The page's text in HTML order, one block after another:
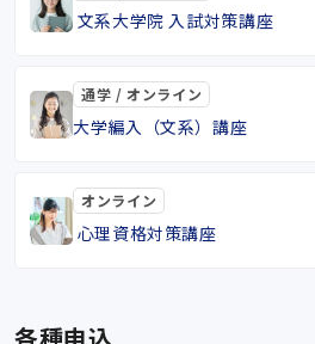
文系大学院 入試対策講座
通学 / オンライン
大学編入（文系）講座
オンライン
心理資格対策講座